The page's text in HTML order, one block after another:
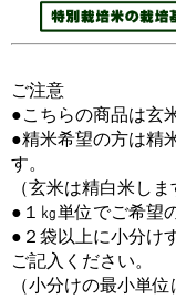
ご注意
●こちらの商品は玄
●精米希望の方は精
す。
（玄米は精白米し
●１㎏単位でご希望
●２袋以上に小分け
ご記入ください。
（小分けの最小単位